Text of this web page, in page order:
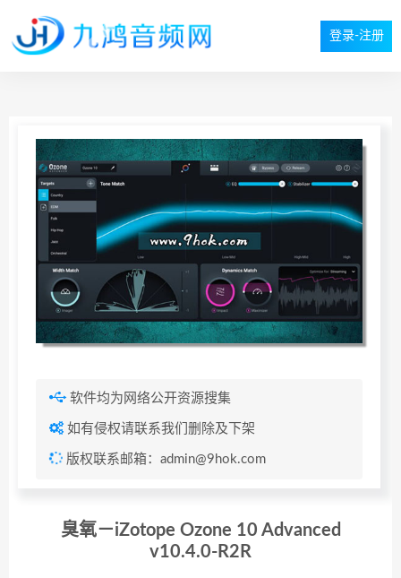
登录-注册
软件均为网络公开资源搜集
如有侵权请联系我们删除及下架
版权联系邮箱：admin@9hok.com
臭氧－iZotope Ozone 10 Advanced
v10.4.0-R2R